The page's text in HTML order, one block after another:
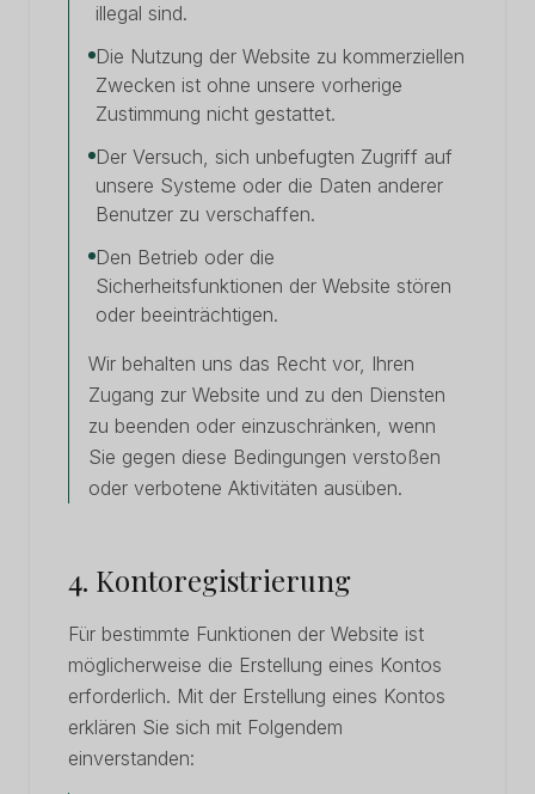
illegal sind.
Die Nutzung der Website zu kommerziellen
Zwecken ist ohne unsere vorherige
Zustimmung nicht gestattet.
Der Versuch, sich unbefugten Zugriff auf
unsere Systeme oder die Daten anderer
Benutzer zu verschaffen.
Den Betrieb oder die
Sicherheitsfunktionen der Website stören
oder beeinträchtigen.
Wir behalten uns das Recht vor, Ihren
Zugang zur Website und zu den Diensten
zu beenden oder einzuschränken, wenn
Sie gegen diese Bedingungen verstoßen
oder verbotene Aktivitäten ausüben.
4. Kontoregistrierung
Für bestimmte Funktionen der Website ist
möglicherweise die Erstellung eines Kontos
erforderlich. Mit der Erstellung eines Kontos
erklären Sie sich mit Folgendem
einverstanden: